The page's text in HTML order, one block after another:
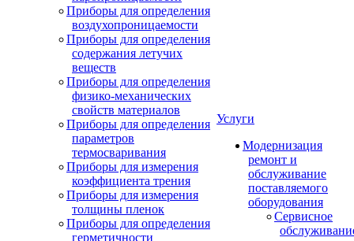
Приборы для определения
воздухопроницаемости
Приборы для определения
содержания летучих
веществ
Приборы для определения
физико-механических
свойств материалов
Приборы для определения
параметров
термосваривания
Приборы для измерения
коэффициента трения
Приборы для измерения
толщины пленок
Приборы для определения
герметичности
Услуги
Модернизация
ремонт и
обслуживание
поставляемого
оборудования
Сервисное